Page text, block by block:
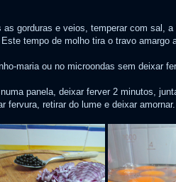
as gorduras e veios, temperar com sal,
tempo de molho tira o travo amargo
maria ou no microondas sem deixar
panela, deixar ferver 2 minutos,
fervura, retirar do lume e deixar amornar.